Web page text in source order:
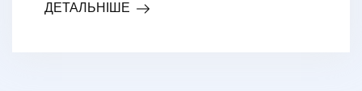
ДЕТАЛЬНІШЕ